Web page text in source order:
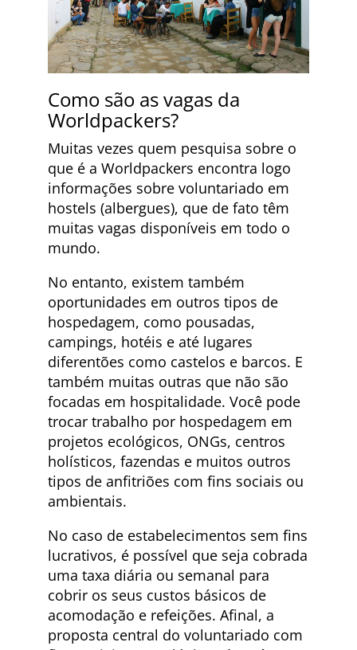
Como são as vagas da
Worldpackers?
Muitas vezes quem pesquisa sobre o
que é a Worldpackers encontra logo
informações sobre voluntariado em
hostels (albergues), que de fato têm
muitas vagas disponíveis em todo o
mundo.
No entanto, existem também
oportunidades em outros tipos de
hospedagem, como pousadas,
campings, hotéis e até lugares
diferentões como castelos e barcos. E
também muitas outras que não são
focadas em hospitalidade. Você pode
trocar trabalho por hospedagem em
projetos ecológicos, ONGs, centros
holísticos, fazendas e muitos outros
tipos de anfitriões com fins sociais ou
ambientais.
No caso de estabelecimentos sem fins
lucrativos, é possível que seja cobrada
uma taxa diária ou semanal para
cobrir os seus custos básicos de
acomodação e refeições. Afinal, a
proposta central do voluntariado com